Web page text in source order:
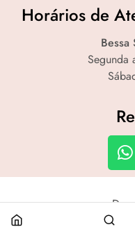
Horários de
Bessa
Segunda